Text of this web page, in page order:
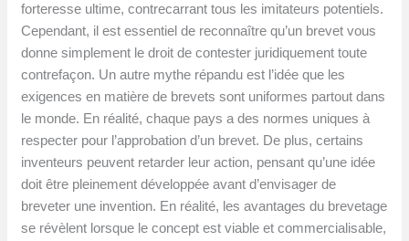
forteresse ultime, contrecarrant tous les imitateurs potentiels.
Cependant, il est essentiel de reconnaître qu’un brevet vous
donne simplement le droit de contester juridiquement toute
contrefaçon. Un autre mythe répandu est l’idée que les
exigences en matière de brevets sont uniformes partout dans
le monde. En réalité, chaque pays a des normes uniques à
respecter pour l’approbation d’un brevet. De plus, certains
inventeurs peuvent retarder leur action, pensant qu’une idée
doit être pleinement développée avant d’envisager de
breveter une invention. En réalité, les avantages du brevetage
se révèlent lorsque le concept est viable et commercialisable,